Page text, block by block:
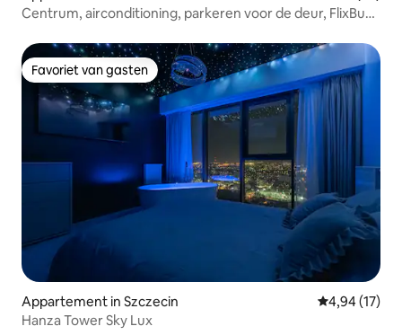
Centrum, airconditioning, parkeren voor de deur, FlixBus
Favoriet van gasten
Favoriet van gasten
Appartement in Szczecin Gemiddelde
4,94 (17)
Hanza Tower Sky Lux